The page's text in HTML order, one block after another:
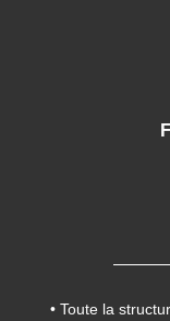
• Toute la